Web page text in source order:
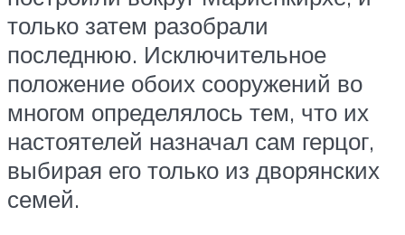
только затем разобрали
последнюю. Исключительное
положение обоих сооружений во
многом определялось тем, что их
настоятелей назначал сам герцог,
выбирая его только из дворянских
семей.